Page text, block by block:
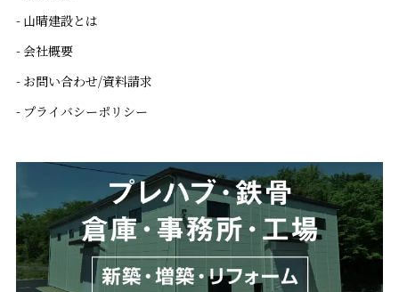
- 山晴建設とは
- 会社概要
- お問い合わせ/資料請求
- プライバシーポリシー